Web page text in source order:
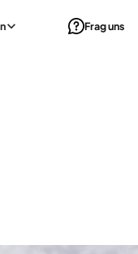
Frag uns